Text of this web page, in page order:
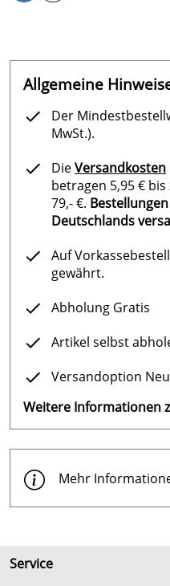
Allgemeine
Der
MwSt.).
DieVersandkosten
betragen 5,95 €
79,- €.
Deutschlands
Auf
gewährt.
Abholung Gratis
Artikel selbst
Versandoption
Weitere Informationen
Mehr
Service